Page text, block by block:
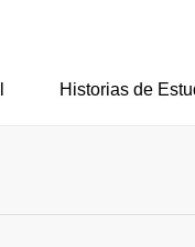
Historias de